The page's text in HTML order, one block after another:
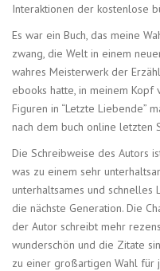
Interaktionen der kostenlose
Es war ein Buch, das meine
zwang, die Welt in einem
wahres Meisterwerk der
ebooks hatte, in meinem
Figuren in “Letzte Liebende”
nach dem buch online letzten
Die Schreibweise des Autors
was zu einem sehr
unterhaltsames und schnelles
die nächste Generation. Die
der Autor schreibt mehr
wunderschön und die Zitate
zu einer großartigen Wahl für